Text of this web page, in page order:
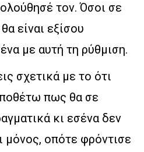
τον. Όσοι σε
είναι εξίσου
με αυτή τη ρύθμιση.
σχετικά με το ότι
πως θα σε
κι εσένα δεν
μόνος, οπότε φρόντισε